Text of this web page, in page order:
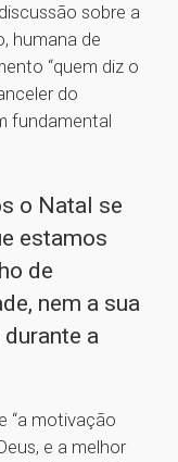
sobre a
humana de
“quem diz o
do
fundamental
o Natal se
estamos
de
nem a sua
a
“a motivação
e a melhor